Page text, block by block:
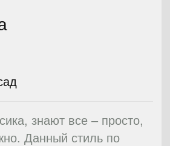
прочитать в
сада в
композиций и
получившая